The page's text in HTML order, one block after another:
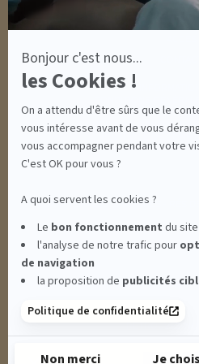
Bonjour c'est nous...
les Cookies !
On a attendu d'être sûrs que le
vous intéresse avant de vous
vous accompagner pendant votre
C'est OK pour vous ?
A quoi servent les cookies ?
Le bon fonctionnement du site
l'analyse de notre trafic pour
de navigation
la proposition de publicités
Politique de confidentialité
Non merci Je
MON
MENTIONS
CONDITIONS GÉNÉRALES -
POLITIQUE DE
THALASSO SPA LES ISSAMBRES -
VACANCES**** - BOULEVARD DU
CLIQUEZ-ICI POUR MODIFIER VOS